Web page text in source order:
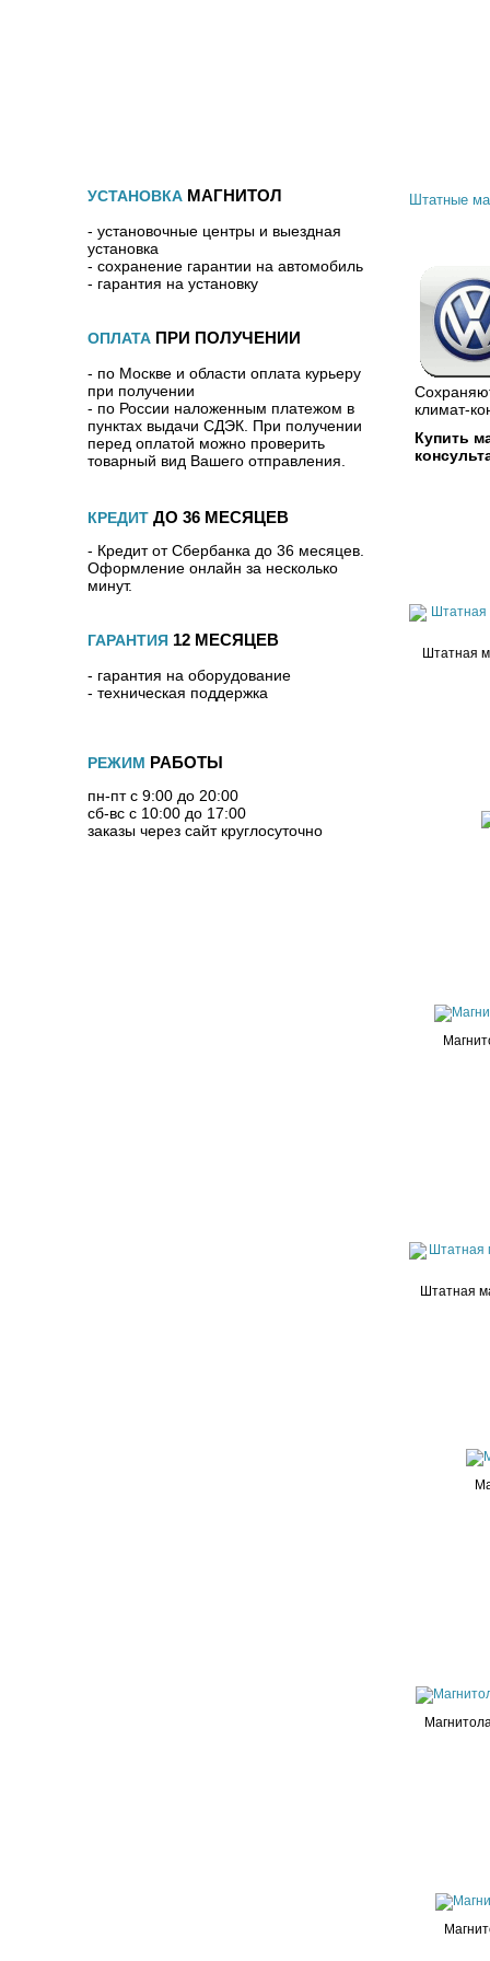
УСТАНОВКА МАГНИТОЛ
- установочные центры и выездная
установка
- сохранение гарантии на автомобиль
- гарантия на установку
ОПЛАТА ПРИ ПОЛУЧЕНИИ
- по Москве и области оплата курьеру
при получении
- по России наложенным платежом в
пунктах выдачи СДЭК. При получении
перед оплатой можно проверить
товарный вид Вашего отправления.
КРЕДИТ ДО 36 МЕСЯЦЕВ
- Кредит от Сбербанка до 36 месяцев.
Оформление онлайн за несколько
минут.
ГАРАНТИЯ 12 МЕСЯЦЕВ
- гарантия на оборудование
- техническая поддержка
РЕЖИМ РАБОТЫ
пн-пт с 9:00 до 20:00
сб-вс с 10:00 до 17:00
заказы через сайт круглосуточно
Штатные
климат-
Купить
Штатная
Штатная